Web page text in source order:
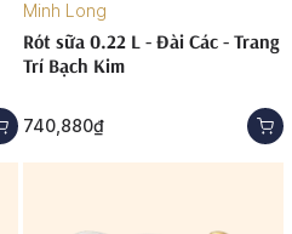
Minh Long
Rót sữa 0.22 L - Đài Các - Trang
Trí Bạch Kim
740,880₫